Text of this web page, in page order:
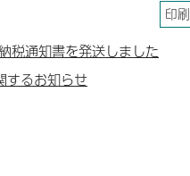
印刷
税通知書を発送しました
するお知らせ